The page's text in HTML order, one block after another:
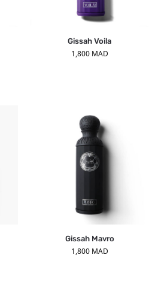
Gissah Voila
1,800 MAD
Gissah Mavro
1,800 MAD